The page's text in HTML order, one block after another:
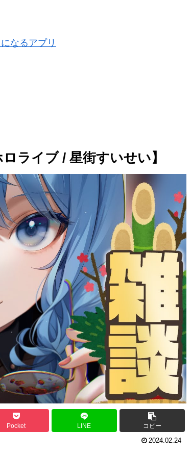
なるアプリ
ライブ / 星街すいせい】
Pocket LINE コピー
2024.02.24